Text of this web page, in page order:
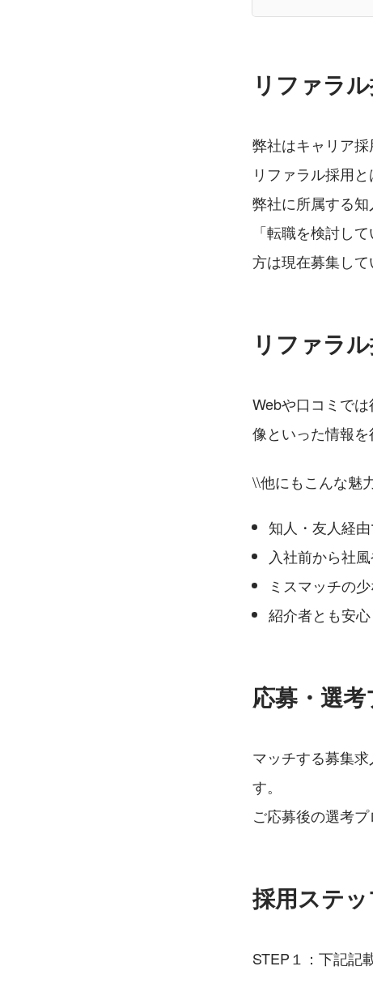
リファラ
弊社はキャリア
リファラル採用
弊社に所属する知
「転職を検討し
方は現在募集し
リファラ
Webや口コミで
像といった情報を
\\他にもこんな魅
知人・友人経
入社前から社
ミスマッチの
紹介者とも安
応募・選
マッチする募集
す。
ご応募後の選考
採用ステ
STEP１：下記記